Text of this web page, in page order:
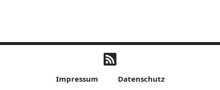
Impressum Datenschutz